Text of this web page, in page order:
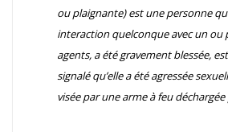
ou plaignante) est une personne
interaction quelconque avec un ou
agents, a été gravement blessée,
signalé qu’elle a été agressée
visée par une arme à feu